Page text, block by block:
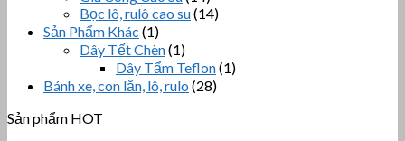
Bọc lô, rulô cao su(14)
Sản Phẩm Khác (1)
Dây Tết Chèn(1)
Dây Tẩm Teflon(1)
Bánh xe, con lăn, lô, rulo (28)
Sản phẩm HOT